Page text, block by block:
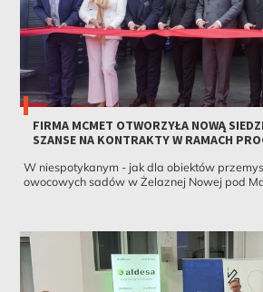
FIRMA MCMET OTWORZYŁA NOWĄ
SZANSE NA KONTRAKTY W RAMACH
W niespotykanym - jak dla obiektów
owocowych sadów w Żelaznej Nowej pod